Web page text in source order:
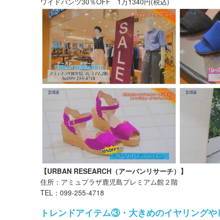
【URBAN RESEARCH（アーバンリサーチ）】
住所：アミュプラザ鹿児島プレミアム館２階
TEL：099‐255‐4718
トレンドアイテム③・大きめのイヤリングや